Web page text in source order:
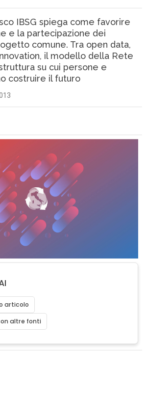
IBSG spiega come favorire
e la partecipazione dei
comune. Tra open data,
il modello della Rete
su cui persone e
costruire il futuro
articolo
altre fonti